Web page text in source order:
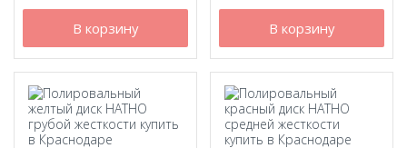
В корзину В корзину